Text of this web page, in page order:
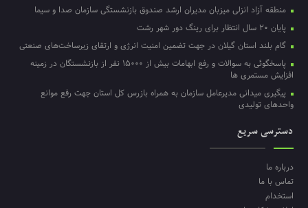
منطقه آزاد انزلی میزبان مدیران ارشد صندوق بازنشستگی سازمان صدا و سیما
پایان ۲۰ سال انتظار برای رینگ دور شهر رشت
گام بلند استان گیلان در جهت تضمین امنیت انرژی و ارتقای زیرساخت‌های صنعتی
پاسخگوئی به سوالات و رفع ابهامات بیش از ۱۵۰۰۰ نفر از بازنشستگان در زمینه
افزایش مستمری ها
پیگیری میدانی مدیرعامل سازمان به همراه بازرس کل استان جهت رفع موانع
واحدهای تولیدی
دسترسی سریع
درباره ما
تماس با ما
استخدام